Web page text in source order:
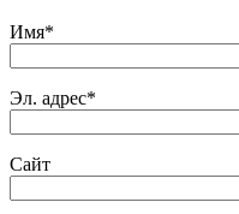
Имя*
Эл. адрес*
Сайт